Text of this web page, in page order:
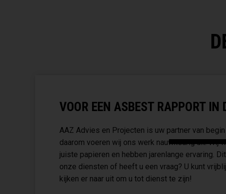
VOOR EEN ASBEST RAPPORT
AAZ Advies en Projecten is uw partner van
daarom voeren wij ons werk nauwkeurig uit.
juiste papieren en hebben jarenlange ervaring.
onze diensten of heeft u een vraag? U kunt
kijken er naar uit om u tot dienst te zijn!